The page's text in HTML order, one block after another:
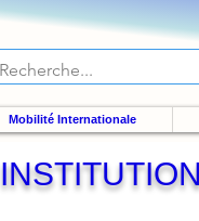
Mobilité Internationale